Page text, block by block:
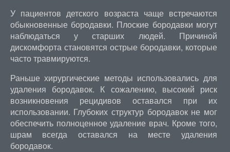
У пациентов детского возраста чаще встречаются
обыкновенные бородавки. Плоские бородавки могут
наблюдаться у старших людей. Причиной
дискомфорта становятся острые бородавки, которые
часто травмируются.
Раньше хирургические методы использовались для
удаления бородавок. К сожалению, высокий риск
возникновения рецидивов оставался при их
использовании. Глубоких структур бородавок не мог
обеспечить полноценное удаление врач. Кроме того,
шрам всегда оставался на месте удаления
бородавок.